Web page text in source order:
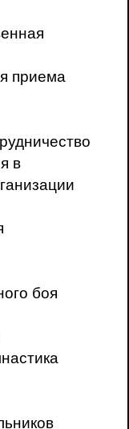
приема
в
боя